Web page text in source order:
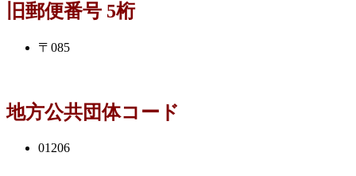
旧郵便番号 5桁
〒085
地方公共団体コード
01206